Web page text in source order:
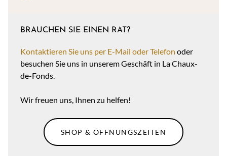
BRAUCHEN SIE EINEN RAT?
Kontaktieren Sie uns per E-Mail oder Telefon oder
besuchen Sie uns in unserem Geschäft in La Chaux-
de-Fonds.
Wir freuen uns, Ihnen zu helfen!
SHOP & ÖFFNUNGSZEITEN